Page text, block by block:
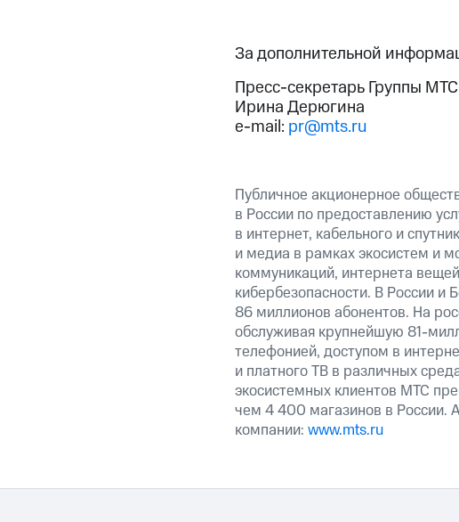
За дополнительной
Пресс-секретарь Группы МТС
Ирина Дерюгина
e-mail: pr@mts.ru
Публичное акционерное
в России по предоставлению
в интернет, кабельного и
и медиа в рамках экосистем и
коммуникаций, интернета
кибербезопасности. В России и
86 миллионов абонентов. На
обслуживая крупнейшую 81-
телефонией, доступом в
и платного ТВ в различных
экосистемных клиентов МТС
чем 4 400 магазинов в России.
компании: www.mts.ru